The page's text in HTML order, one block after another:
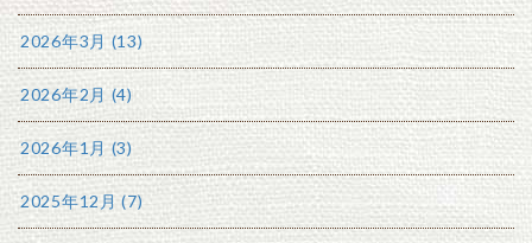
2026年3月 (13)
2026年2月 (4)
2026年1月 (3)
2025年12月 (7)